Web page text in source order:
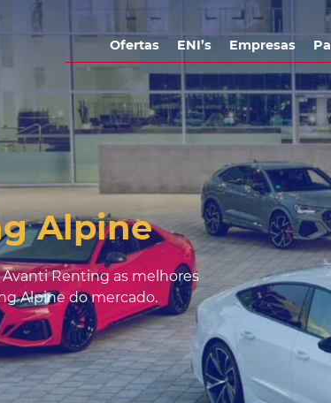
Ofertas ENI’s Empresas
Alpine
Renting as melhores
Alpine do mercado.